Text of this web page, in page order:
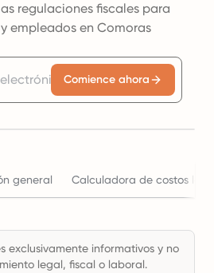
regulaciones fiscales para
empleados en Comoras
Comience ahora
general Calculadora de costos
exclusivamente informativos y no
legal, fiscal o laboral.